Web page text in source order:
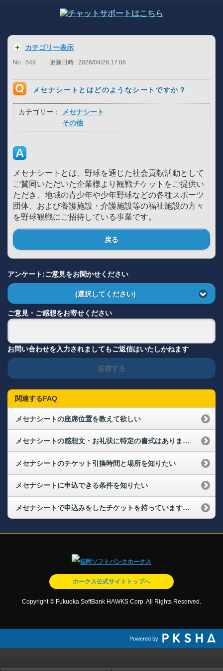
カテゴリー表示
No : 549 更新日時 : 2026/04/28 17:08
メセナシートとはどのようなシートですか？
カテゴリー：
メセナシート
その他
メセナシートとは、野球を通じた社会貢献活動として
ご賛同いただいた企業様より観戦チケットをご提供い
ただき、地域の青少年や少年野球などの各種スポーツ
団体、および養護施設・介護施設等の福祉施設の方々
を野球観戦にご招待している事業です。
戻る
アンケート:ご意見をお聞かせください
(選択してください)
ご意見・ご感想をお寄せください
お問い合わせを入力されましてもご返信はいたしかねます
送信する
関連するFAQ
メセナシートの座席位置を教えて欲しい
メセナシートの感想文・お礼状に特定の書式はありますか？
メセナシートのチケット引換時間と場所を知りたい
メセナシートに申込できる条件を知りたい
メセナシートで申込みをしたチケットを持っています。高齢者や足の不自由な人がいるので、できるだけ階段の上り下りがない席に座りたいのですが、どうしたらいいですか？
ホークス公式サイトトップへ
Copyright © Fukuoka SoftBank HAWKS Corp. All Rights Reserved.
Powered by